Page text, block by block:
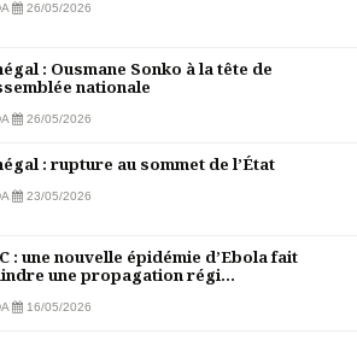
26/05/2026
: Ousmane Sonko à la tête de
nationale
26/05/2026
: rupture au sommet de l’État
23/05/2026
: une nouvelle épidémie d’Ebola fait
une propagation régi...
16/05/2026